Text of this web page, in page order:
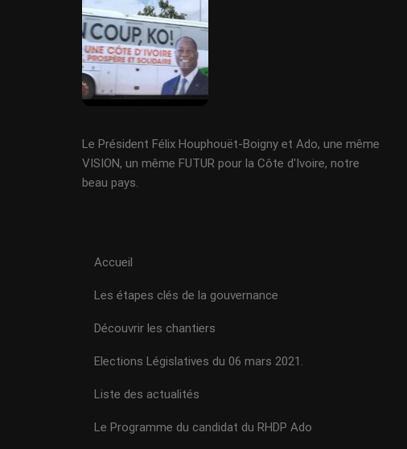
Le Président Félix Houphouët-Boigny et Ado, une même
VISION, un même FUTUR pour la Côte d'Ivoire, notre
beau pays.
Accueil
Les étapes clés de la gouvernance
Découvrir les chantiers
Elections Législatives du 06 mars 2021.
Liste des actualités
Le Programme du candidat du RHDP Ado